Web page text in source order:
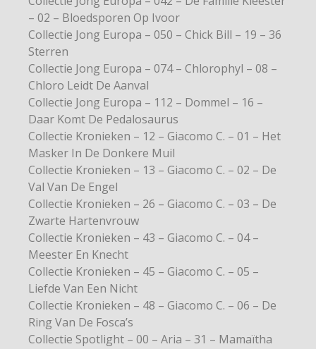
– 02 – Bloedsporen Op Ivoor
Collectie Jong Europa – 050 – Chick Bill – 19 – 36
Sterren
Collectie Jong Europa – 074 – Chlorophyl – 08 –
Chloro Leidt De Aanval
Collectie Jong Europa – 112 – Dommel – 16 –
Daar Komt De Pedalosaurus
Collectie Kronieken – 12 – Giacomo C. – 01 – Het
Masker In De Donkere Muil
Collectie Kronieken – 13 – Giacomo C. – 02 – De
Val Van De Engel
Collectie Kronieken – 26 – Giacomo C. – 03 – De
Zwarte Hartenvrouw
Collectie Kronieken – 43 – Giacomo C. – 04 –
Meester En Knecht
Collectie Kronieken – 45 – Giacomo C. – 05 –
Liefde Van Een Nicht
Collectie Kronieken – 48 – Giacomo C. – 06 – De
Ring Van De Fosca’s
Collectie Spotlight – 00 – Aria – 31 – Mamaïtha